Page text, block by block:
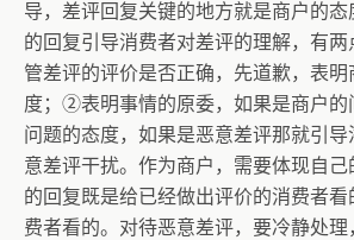
导，差评回复关键的地方就是商户的
的回复引导消费者对差评的理解，有
管差评的评价是否正确，先道歉，表
度；②表明事情的原委，如果是商户的
问题的态度，如果是恶意差评那就引
意差评干扰。作为商户，需要体现自
的回复既是给已经做出评价的消费者
费者看的。对待恶意差评，要冷静处理